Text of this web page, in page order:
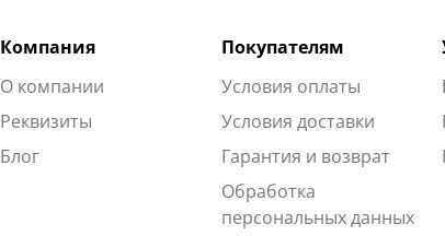
Компания
О компании
Реквизиты
Блог
Покупателям
Условия оплаты
Условия доставки
Гарантия и возврат
Обработка
персональных данных